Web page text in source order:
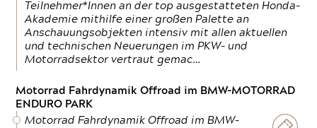
Teilnehmer*Innen an der top ausgestatteten Honda-
Akademie mithilfe einer großen Palette an
Anschauungsobjekten intensiv mit allen aktuellen
und technischen Neuerungen im PKW- und
Motorradsektor vertraut gemac…
Motorrad Fahrdynamik Offroad im BMW-MOTORRAD
ENDURO PARK
Motorrad Fahrdynamik Offroad im BMW-